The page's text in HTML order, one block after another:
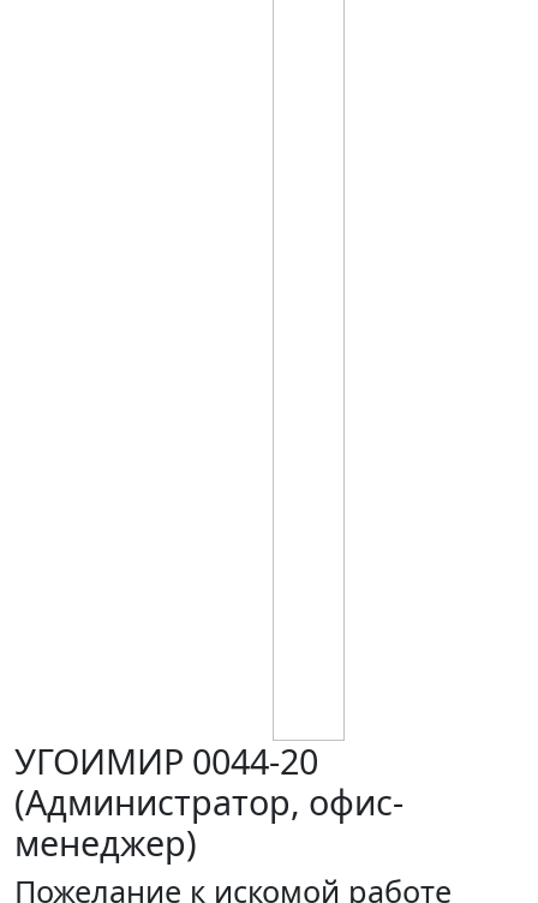
УГОИМИР 0044-20
(Администратор, офис-
менеджер)
Пожелание к искомой работе